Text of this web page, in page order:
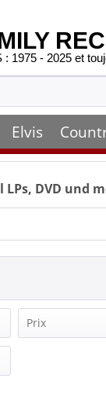
1975 - 2025 et
Elvis
LPs, DVD und
Prix